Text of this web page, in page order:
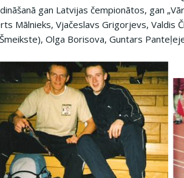
gan Latvijas čempionātos, gan
Mālnieks, Vjačeslavs Grigorjevs, Valdis
Olga Borisova, Guntars